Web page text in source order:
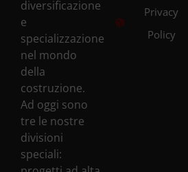
diversificazione
e
specializzazione
nel mondo
della
costruzione.
Ad oggi sono
tre le nostre
divisioni
speciali:
Privacy
Policy